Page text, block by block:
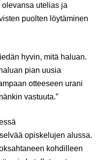
utelias ja
puolten löytäminen
hyvin, mitä haluan.
pian uusia
otteeseen urani
vastuuta.”
opiskelujen alussa.
kohdilleen